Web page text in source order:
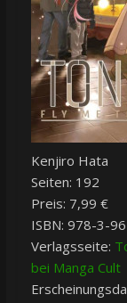
Kenjiro Hata
Seiten: 192
Preis: 7,99 €
ISBN: 978-3-
Verlagsseite:
bei Manga Cult